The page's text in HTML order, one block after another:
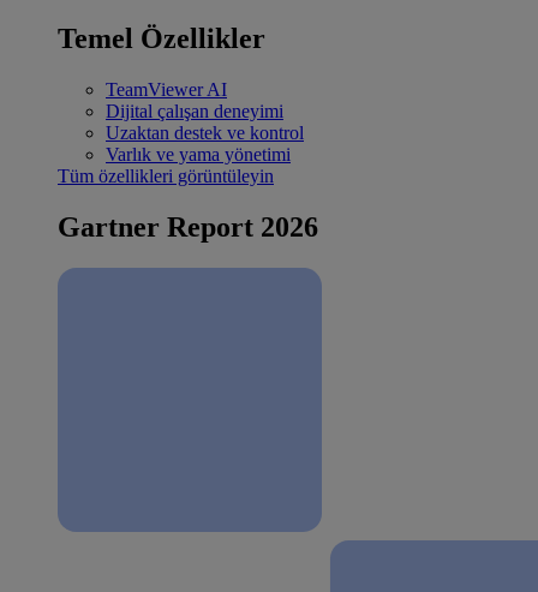
Temel Özellikler
TeamViewer AI
Dijital çalışan deneyimi
Uzaktan destek ve kontrol
Varlık ve yama yönetimi
Tüm özellikleri görüntüleyin
Gartner Report 2026